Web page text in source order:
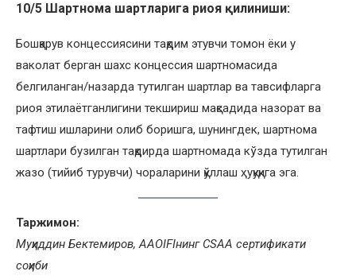
10/5 Шартнома шартларига риоя қилиниши:
Бошқарув концессиясини тақдим этувчи томон ёки у
ваколат берган шахс концессия шартномасида
белгиланган/назарда тутилган шартлар ва тавсифларга
риоя этилаётганлигини текшириш мақсадида назорат ва
тафтиш ишларини олиб боришга, шунингдек, шартнома
шартлари бузилган тақдирда шартномада кўзда тутилган
жазо (тийиб турувчи) чораларини қўллаш ҳуқуқига эга.
Таржимон:
Муҳиддин Бектемиров, AAOIFIнинг CSАА сертификати
соҳиби